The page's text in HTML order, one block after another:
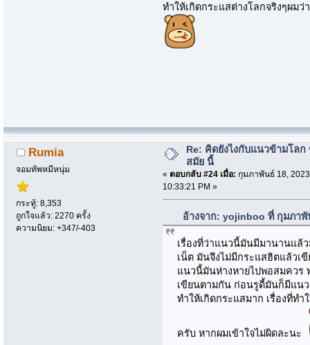
ทำให้เกิดกระแสต่างโลกจริงๆผม
Rumia
จอมทัพหมีหนุ่ม
กระทู้: 8,353
ถูกใจแล้ว: 2270 ครั้ง
ความนิยม: +347/-403
Re: คิดยังไงกับแนวข้ามโลก
สมัย นี้
« ตอบกลับ #24 เมื่อ: กุมภาพันธ์ 18,
10:33:21 PM »
อ้างจาก: yojinboo ที่ กุมภาพั
เรื่องที่ว่าแนวนี้มันมีมานานแล้
เน็ต มันจึงไม่มีกระแสฮิตแล้วเ
แนวนี้มันห่างหายไปพอสมควร
เขียนตามกัน ก่อนรูดี้มันก็มีแน
ทำให้เกิดกระแสมาก เรื่องที่ท
ครับ หากผมเข้าใจไม่ผิดละนะ